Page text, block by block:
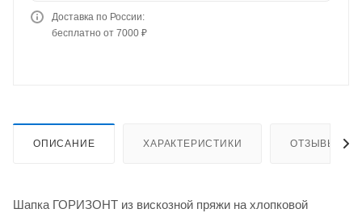
Доставка по России:
бесплатно от 7000 ₽
ОПИСАНИЕ ХАРАКТЕРИСТИКИ ОТЗЫВЫ
Шапка ГОРИЗОНТ из вискозной пряжи на хлопковой